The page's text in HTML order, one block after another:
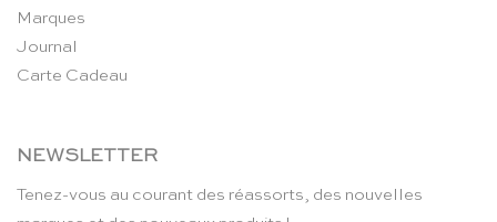
Marques
Journal
Carte Cadeau
NEWSLETTER
Tenez-vous au courant des réassorts, des nouvelles